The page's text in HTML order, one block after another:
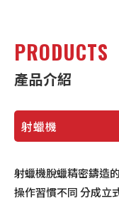
PRODUCTS
產品介紹
射蠟機
射蠟機脫蠟精密鑄造
操作習慣不同 分成立